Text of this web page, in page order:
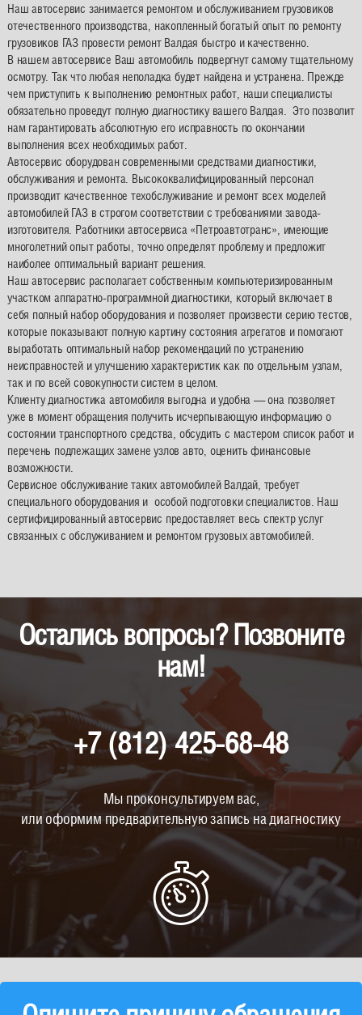
Наш автосервис занимается ремонтом и обслуживанием грузовиков
отечественного производства, накопленный богатый опыт по ремонту
грузовиков ГАЗ провести ремонт Валдая быстро и качественно.
В нашем автосервисе Ваш автомобиль подвергнут самому тщательному
осмотру. Так что любая неполадка будет найдена и устранена. Прежде
чем приступить к выполнению ремонтных работ, наши специалисты
обязательно проведут полную диагностику вашего Валдая. Это позволит
нам гарантировать абсолютную его исправность по окончании
выполнения всех необходимых работ.
Автосервис оборудован современными средствами диагностики,
обслуживания и ремонта. Высококвалифицированный персонал
производит качественное техобслуживание и ремонт всех моделей
автомобилей ГАЗ в строгом соответствии с требованиями завода-
изготовителя. Работники автосервиса «Петроавтотранс», имеющие
многолетний опыт работы, точно определят проблему и предложит
наиболее оптимальный вариант решения.
Наш автосервис располагает собственным компьютеризированным
участком аппаратно-программной диагностики, который включает в
себя полный набор оборудования и позволяет произвести серию тестов,
которые показывают полную картину состояния агрегатов и помогают
выработать оптимальный набор рекомендаций по устранению
неисправностей и улучшению характеристик как по отдельным узлам,
так и по всей совокупности систем в целом.
Клиенту диагностика автомобиля выгодна и удобна — она позволяет
уже в момент обращения получить исчерпывающую информацию о
состоянии транспортного средства, обсудить с мастером список работ и
перечень подлежащих замене узлов авто, оценить финансовые
возможности.
Сервисное обслуживание таких автомобилей Валдай, требует
специального оборудования и особой подготовки специалистов. Наш
сертифицированный автосервис предоставляет весь спектр услуг
связанных с обслуживанием и ремонтом грузовых автомобилей.
Остались вопросы? Позвоните
нам!
+7 (812) 425-68-48
Мы проконсультируем вас,
или оформим предварительную запись на диагностику